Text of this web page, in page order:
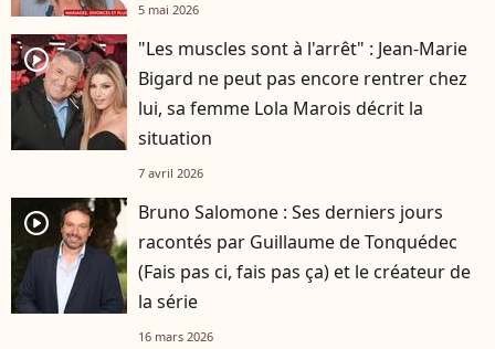
5 mai 2026
player2
"Les muscles sont à l'arrêt" : Jean-Marie
Bigard ne peut pas encore rentrer chez
lui, sa femme Lola Marois décrit la
situation
7 avril 2026
player2
Bruno Salomone : Ses derniers jours
racontés par Guillaume de Tonquédec
(Fais pas ci, fais pas ça) et le créateur de
la série
16 mars 2026